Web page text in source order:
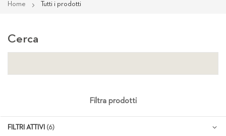
Home Tutti i prodotti
Cerca
Filtra prodotti
FILTRI ATTIVI